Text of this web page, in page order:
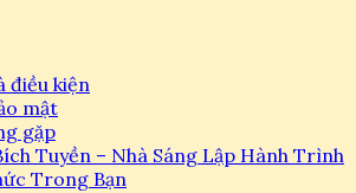
điều kiện
mật
gặp
Tuyền – Nhà Sáng Lập Hành Trình
Trong Bạn